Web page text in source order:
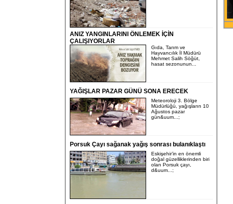
ANIZ YANGINLARINI ÖNLEMEK İÇİN
ÇALIŞIYORLAR
Gıda, Tarım ve
Hayvancılık İl Müdürü
Mehmet Salih Söğüt,
hasat sezonunun...
YAĞIŞLAR PAZAR GÜNÜ SONA ERECEK
Meteoroloji 3. Bölge
Müdürlüğü, yağışların 10
Ağustos pazar
gün&uum...;
Porsuk Çayı sağanak yağış sonrası bulanıklaştı
Eskişehir’in en önemli
doğal güzelliklerinden biri
olan Porsuk çayı,
d&uum...;